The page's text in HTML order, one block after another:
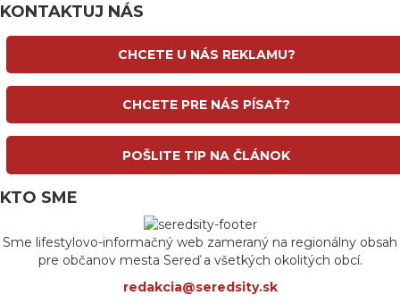
KONTAKTUJ NÁS
CHCETE U NÁS REKLAMU?
CHCETE PRE NÁS PÍSAŤ?
POŠLITE TIP NA ČLÁNOK
KTO SME
Sme lifestylovo-informačný web zameraný na regionálny obsah
pre občanov mesta Sereď a všetkých okolitých obcí.
redakcia@seredsity.sk